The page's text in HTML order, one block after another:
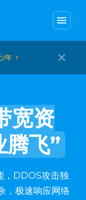
menu
close
/年
宽资
腾飞”
，DDOS攻击独
，极速响应网络